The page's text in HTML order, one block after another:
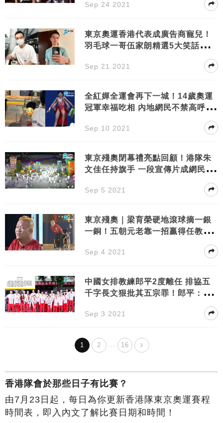
Sep 24 2021
東京奧運香港代表成廣告商寵兒！
羽毛球一哥伍家朗精選5大笑話並送
Sep 21 2021
全紅嬋全運會再下一城！14歲奧運
冠軍幸福吃相 內地網民不禁高呼：
Sep 10 2021
東京殘奧閉幕禮亮點回顧！港隊朱
文佳任持旗手 一段宣傳片成網民熱
Sep 5 2021
東京殘奧｜梁育榮硬地滾球摘一銀
一銅！五朝元老靠一招贏得任教練
Sep 4 2021
中國女排教練郎平2度離任 排協五
千字長文狠批其五宗罪！郎平：無
Sep 3 2021
1 2 … 16
香港隊會於那些日子有比賽？
由7月23日起，每日為你更新香港隊東京奧運賽程
時間表，即入內文了解比賽日期和時間！